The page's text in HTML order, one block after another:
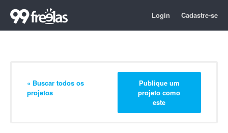
Login Cadastre-se
« Buscar todos os
projetos
Publique um
projeto como
este